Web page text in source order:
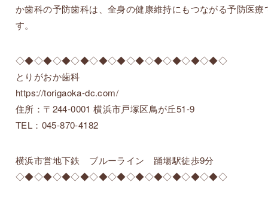
か歯科の予防歯科は、全身の健康維持にもつながる予防医療
す。
◇◆◇◆◇◆◇◆◇◆◇◆◇◆◇◆◇◆◇◆◇◆◇
とりがおか歯科
https://torigaoka-dc.com/
住所：〒244-0001 横浜市戸塚区鳥が丘51-9
TEL：045-870-4182
横浜市営地下鉄 ブルーライン 踊場駅徒歩9分
◇◆◇◆◇◆◇◆◇◆◇◆◇◆◇◆◇◆◇◆◇◆◇